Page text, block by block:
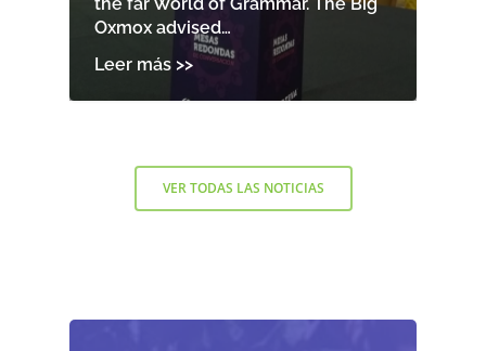
Oxmox advised…
VER TODAS LAS NOTICIAS